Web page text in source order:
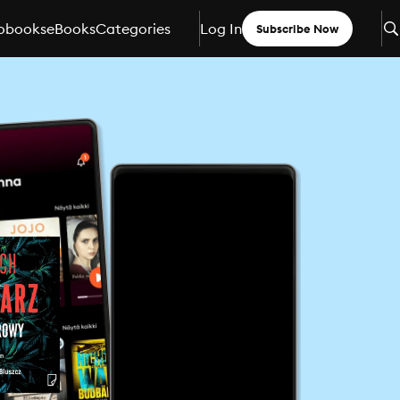
eBooksCategories Log In Subscribe Now